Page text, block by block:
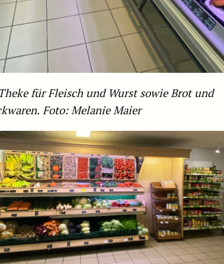
für Fleisch und Wurst sowie Brot und
Foto: Melanie Maier